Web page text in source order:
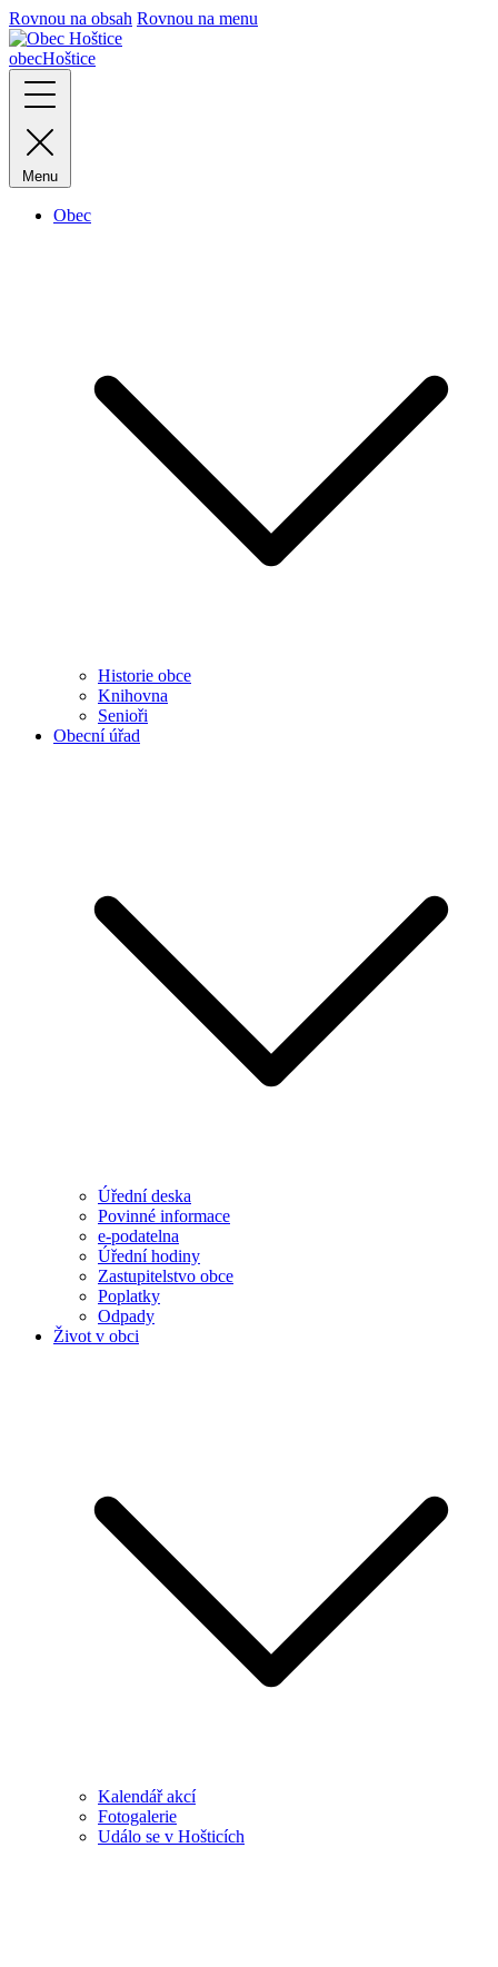
Rovnou na obsah Rovnou na menu
obecHoštice
Menu
Obec
Historie obce
Knihovna
Senioři
Obecní úřad
Úřední deska
Povinné informace
e-podatelna
Úřední hodiny
Zastupitelstvo obce
Poplatky
Odpady
Život v obci
Kalendář akcí
Fotogalerie
Událo se v Hošticích